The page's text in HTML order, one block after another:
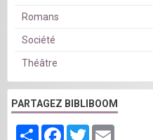
Romans
Société
Théâtre
PARTAGEZ BIBLIBOOM
PartagerFacebook
Twitter